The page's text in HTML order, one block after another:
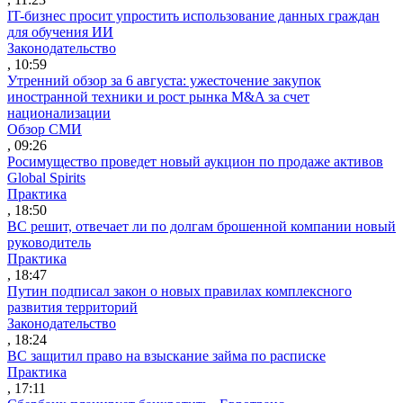
IT-бизнес просит упростить использование данных граждан
для обучения ИИ
Законодательство
, 10:59
Утренний обзор за 6 августа: ужесточение закупок
иностранной техники и рост рынка M&A за счет
национализации
Обзор СМИ
, 09:26
Росимущество проведет новый аукцион по продаже активов
Global Spirits
Практика
, 18:50
ВС решит, отвечает ли по долгам брошенной компании новый
руководитель
Практика
, 18:47
Путин подписал закон о новых правилах комплексного
развития территорий
Законодательство
, 18:24
ВС защитил право на взыскание займа по расписке
Практика
, 17:11